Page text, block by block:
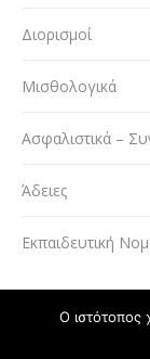
Διορισμοί
Μισθολογικά
Ασφαλιστικά –
Άδειες
Εκπαιδευτική
Ο ιστότοπος